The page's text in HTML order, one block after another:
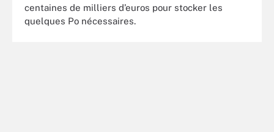
centaines de milliers d’euros pour stocker les
quelques Po nécessaires.